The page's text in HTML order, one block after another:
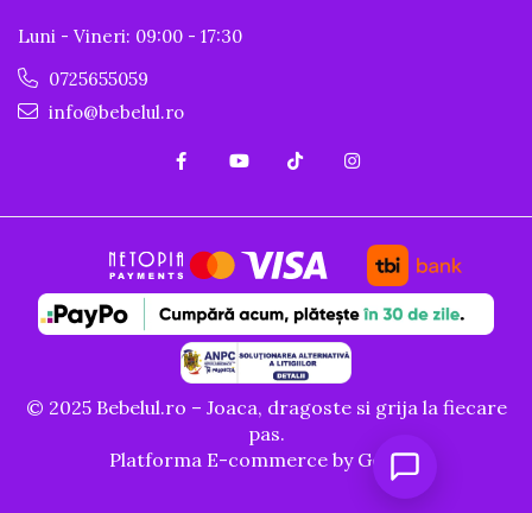
Luni - Vineri: 09:00 - 17:30
0725655059
info@bebelul.ro
© 2025 Bebelul.ro – Joaca, dragoste si grija la fiecare
pas.
Platforma E-commerce by Gomag